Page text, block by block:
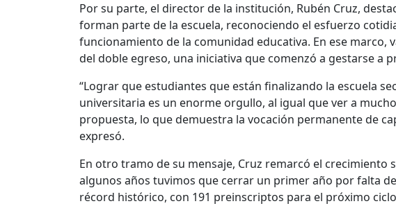
Por su parte, el director de la institución, Rubén Cruz,
forman parte de la escuela, reconociendo el esfuerzo
funcionamiento de la comunidad educativa. En ese marco,
del doble egreso, una iniciativa que comenzó a gestarse a
“Lograr que estudiantes que están finalizando la escuela
universitaria es un enorme orgullo, al igual que ver a
propuesta, lo que demuestra la vocación permanente de
expresó.
En otro tramo de su mensaje, Cruz remarcó el crecimiento
algunos años tuvimos que cerrar un primer año por falta
récord histórico, con 191 preinscriptos para el próximo